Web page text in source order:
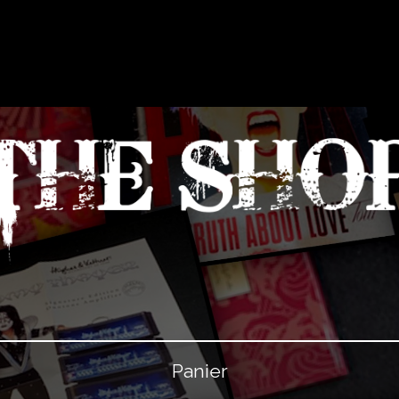
Panier